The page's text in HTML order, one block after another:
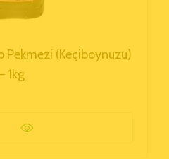
Pekmezi (Keçiboynuzu)
1kg